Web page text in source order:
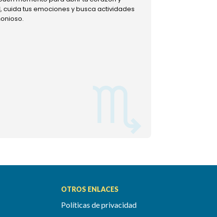
cuida tus emociones y busca actividades
OTROS ENLACES
Políticas de privacidad